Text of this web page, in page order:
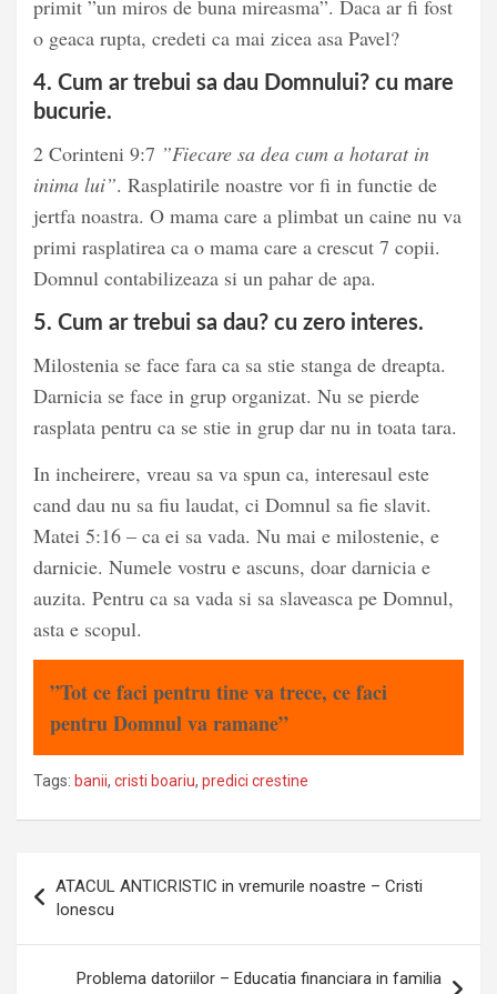
primit ”un miros de buna mireasma”. Daca ar fi fost
o geaca rupta, credeti ca mai zicea asa Pavel?
4. Cum ar trebui sa dau Domnului? cu mare
bucurie.
2 Corinteni 9:7 ”Fiecare sa dea cum a hotarat in
inima lui”. Rasplatirile noastre vor fi in functie de
jertfa noastra. O mama care a plimbat un caine nu va
primi rasplatirea ca o mama care a crescut 7 copii.
Domnul contabilizeaza si un pahar de apa.
5. Cum ar trebui sa dau? cu zero interes.
Milostenia se face fara ca sa stie stanga de dreapta.
Darnicia se face in grup organizat. Nu se pierde
rasplata pentru ca se stie in grup dar nu in toata tara.
In incheirere, vreau sa va spun ca, interesaul este
cand dau nu sa fiu laudat, ci Domnul sa fie slavit.
Matei 5:16 – ca ei sa vada. Nu mai e milostenie, e
darnicie. Numele vostru e ascuns, doar darnicia e
auzita. Pentru ca sa vada si sa slaveasca pe Domnul,
asta e scopul.
”Tot ce faci pentru tine va trece, ce faci
pentru Domnul va ramane”
Tags: banii, cristi boariu, predici crestine
navigation
ATACUL ANTICRISTIC in vremurile noastre – Cristi
Ionescu
Problema datoriilor – Educatia financiara in familia